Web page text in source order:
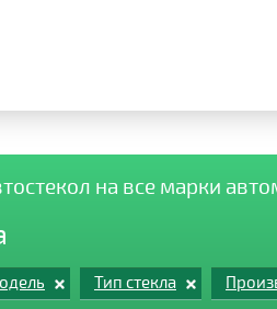
на все марки
Тип стекла